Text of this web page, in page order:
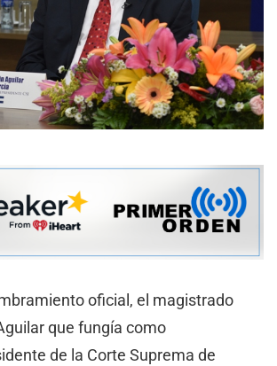
oficial, el magistrado
que fungía como
de la Corte Suprema de